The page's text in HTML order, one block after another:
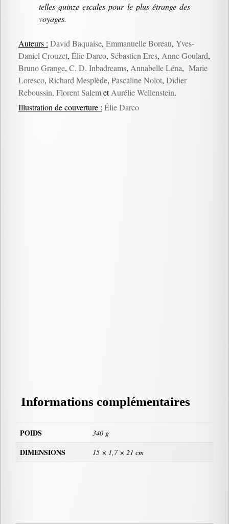
telles quinze escales pour le plus étrange des
voyages.
Auteurs : David Baquaise, Emmanuelle Boreau, Yves-
Daniel Crouzet, Élie Darco, Sébastien Eres, Anne Goulard,
Bruno Grange, C. D. Inbadreams, Annabelle Léna, Marie
Loresco, Richard Mesplède, Pascaline Nolot, Didier
Reboussin, Florent SalemetAurélie Wellenstein.
Illustration de couverture : Élie Darco
Informations complémentaires
POIDS 340 g
DIMENSIONS 15 × 1,7 × 21 cm